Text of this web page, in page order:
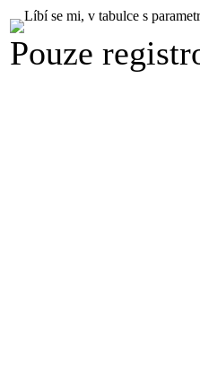
Líbí se mi, v tabulce s
Pouze